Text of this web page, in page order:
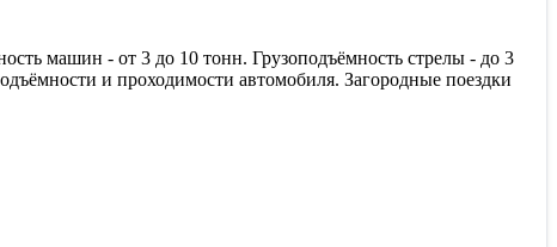
машин - от 3 до 10 тонн. Грузоподъёмность стрелы - до 3
и проходимости автомобиля. Загородные поездки